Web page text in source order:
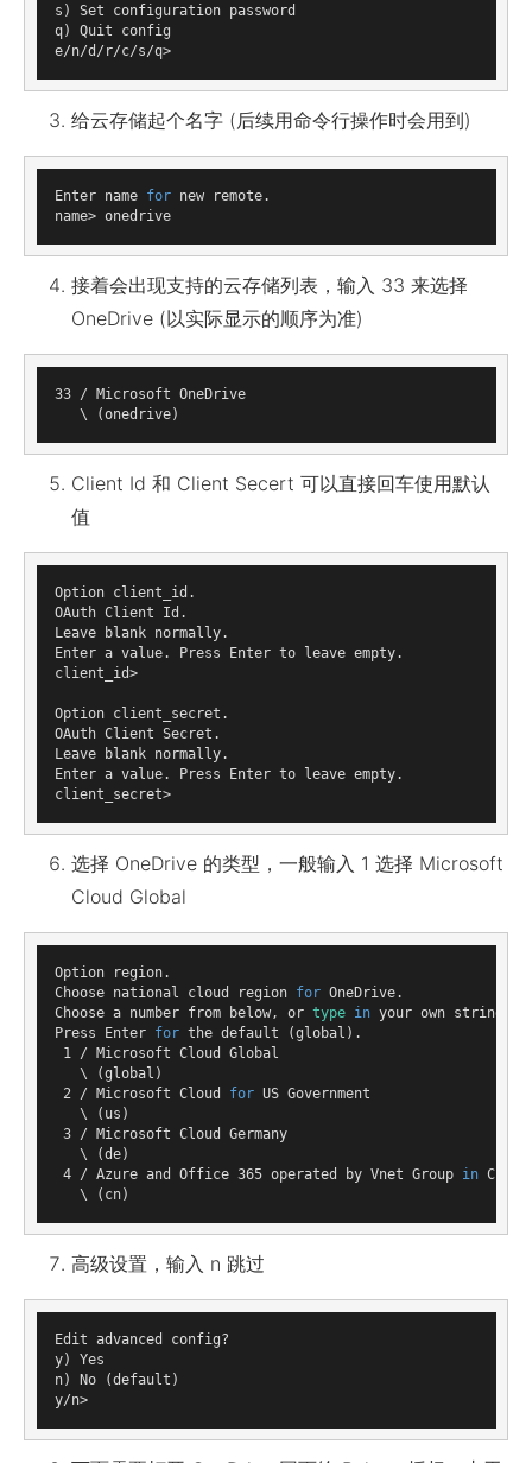
s) Set configuration password
q) Quit config
e/n/d/r/c/s/q>
给云存储起个名字 (后续用命令行操作时会用到)
Enter name for new remote.
name> onedrive
接着会出现支持的云存储列表，输入 33 来选择
OneDrive (以实际显示的顺序为准)
33 / Microsoft OneDrive
Client Id 和 Client Secert 可以直接回车使用默认
值
Option client_id.
OAuth Client Id.
Leave blank normally.
Enter a value. Press Enter to leave empty.
client_id>
Option client_secret.
OAuth Client Secret.
Leave blank normally.
Enter a value. Press Enter to leave empty.
client_secret>
选择 OneDrive 的类型，一般输入 1 选择 Microsoft
Cloud Global
Option region.
Choose national cloud region for OneDrive.
Choose a number from below, or type in your own string
Press Enter for the default (global).
1 / Microsoft Cloud Global
   \ (global)
2 / Microsoft Cloud
for US Government
   \ (us)
3 / Microsoft Cloud Germany
   \ (de)
4 / Azure and Office 365 operated by Vnet Group in China
高级设置，输入 n 跳过
Edit advanced config?
y) Yes
n) No (default)
y/n>